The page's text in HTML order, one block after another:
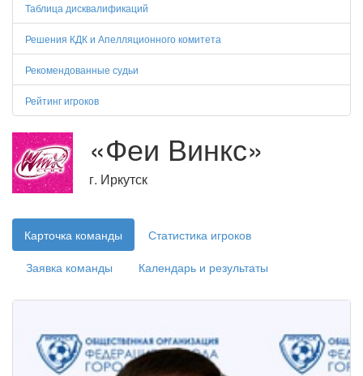
Таблица дисквалификаций
Решения КДК и Апелляционного комитета
Рекомендованные судьи
Рейтинг игроков
«Феи Винкс»
г. Иркутск
Карточка команды
Статистика игроков
Заявка команды
Календарь и результаты